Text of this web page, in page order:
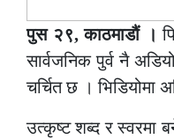
पुस २९, काठमाडौं ।
सार्वजनिक पुर्व नै
चर्चित छ । भिडियोमा
उत्कृष्ट शब्द र स्वरमा